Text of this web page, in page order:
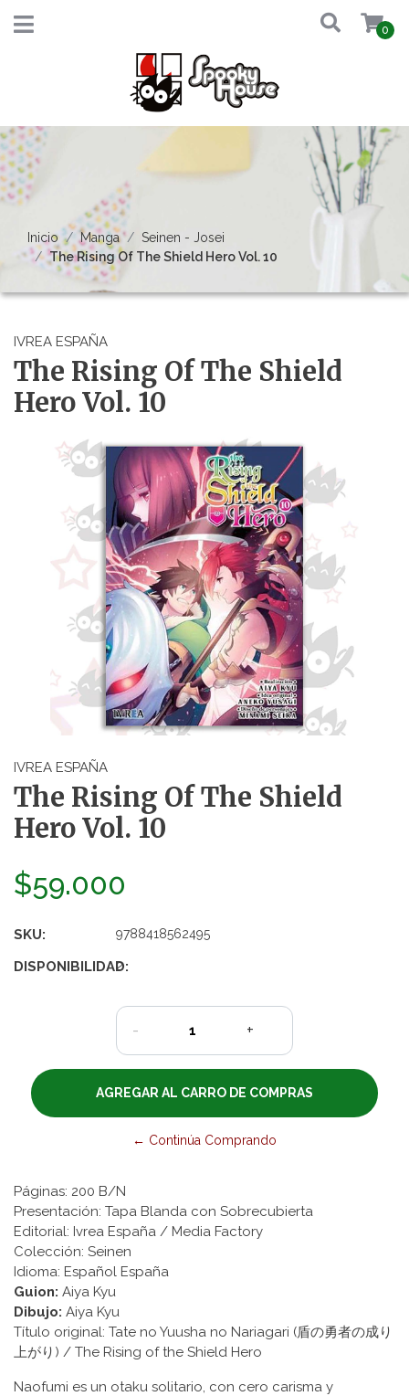
0
Inicio Manga
Seinen - Josei
The Rising Of The Shield Hero Vol. 10
IVREA ESPAÑA
The Rising Of The Shield
Hero Vol. 10
IVREA ESPAÑA
The Rising Of The Shield
Hero Vol. 10
$59.000
SKU: 9788418562495
DISPONIBILIDAD:
2
- +
← Continúa Comprando
Páginas: 200 B/N
Presentación: Tapa Blanda con Sobrecubierta
Editorial: Ivrea España / Media Factory
Colección: Seinen
Idioma: Español España
Guion: Aiya Kyu
Dibujo: Aiya Kyu
Título original: Tate no Yuusha no Nariagari (盾の勇者の成り
上がり) / The Rising of the Shield Hero
Naofumi es un otaku solitario, con cero carisma y